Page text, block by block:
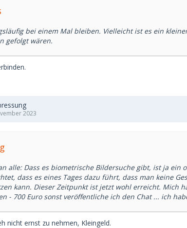
bei einem Mal bleiben. Vielleicht ist es ein
gefolgt wären.
2023
alle: Dass es biometrische Bildersuche gibt, ist ja ein
dass es eines Tages dazu führt, dass man keine
kann. Dieser Zeitpunkt ist jetzt wohl erreicht. Mich
- 700 Euro sonst veröffentliche ich den Chat ... ich
nicht ernst zu nehmen, Kleingeld.